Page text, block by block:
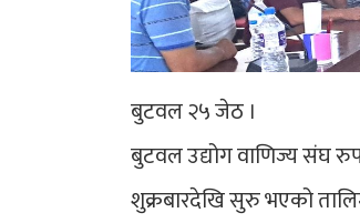
बुटवल २५ जेठ ।
बुटवल उद्योग वाणिज्य संघ
शुक्रबारदेखि सुरु भएको